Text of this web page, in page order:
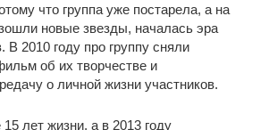
что группа уже постарела, а на
новые звезды, началась эра
В 2010 году про группу сняли
об их творчестве и
о личной жизни участников.
лет жизни, а в 2013 году